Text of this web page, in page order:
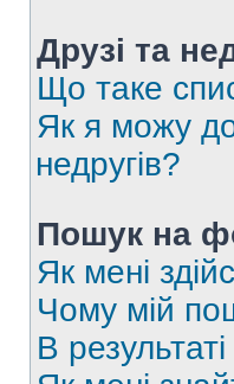
Друзі та
Що таке
Як я можу
недругів?
Пошук на
Як мені
Чому мій
В